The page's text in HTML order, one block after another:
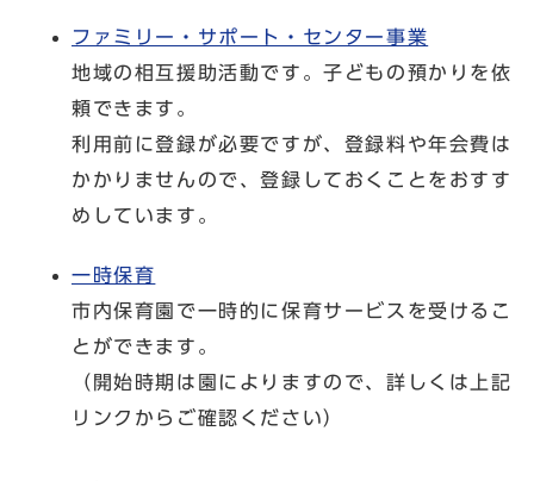
ファミリー・サポート・センター事業
地域の相互援助活動です。子どもの預かりを依
頼できます。
利用前に登録が必要ですが、登録料や年会費は
かかりませんので、登録しておくことをおすす
めしています。
一時保育
市内保育園で一時的に保育サービスを受けるこ
とができます。
（開始時期は園によりますので、詳しくは上記
リンクからご確認ください）